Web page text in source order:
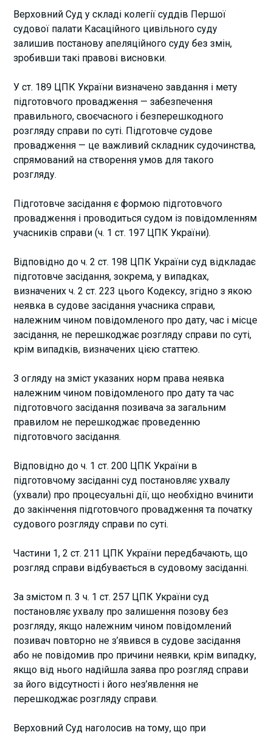
Верховний Суд у складі колегії суддів Першої
судової палати Касаційного цивільного суду
залишив постанову апеляційного суду без змін,
зробивши такі правові висновки.
У ст. 189 ЦПК України визначено завдання і мету
підготовчого провадження — забезпечення
правильного, своєчасного і безперешкодного
розгляду справи по суті. Підготовче судове
провадження — це важливий складник судочинства,
спрямований на створення умов для такого
розгляду.
Підготовче засідання є формою підготовчого
провадження і проводиться судом із повідомленням
учасників справи (ч. 1 ст. 197 ЦПК України).
Відповідно до ч. 2 ст. 198 ЦПК України суд відкладає
підготовче засідання, зокрема, у випадках,
визначених ч. 2 ст. 223 цього Кодексу, згідно з якою
неявка в судове засідання учасника справи,
належним чином повідомленого про дату, час і місце
засідання, не перешкоджає розгляду справи по суті,
крім випадків, визначених цією статтею.
З огляду на зміст указаних норм права неявка
належним чином повідомленого про дату та час
підготовчого засідання позивача за загальним
правилом не перешкоджає проведенню
підготовчого засідання.
Відповідно до ч. 1 ст. 200 ЦПК України в
підготовчому засіданні суд постановляє ухвалу
(ухвали) про процесуальні дії, що необхідно вчинити
до закінчення підготовчого провадження та початку
судового розгляду справи по суті.
Частини 1, 2 ст. 211 ЦПК України передбачають, що
розгляд справи відбувається в судовому засіданні.
За змістом п. 3 ч. 1 ст. 257 ЦПК України суд
постановляє ухвалу про залишення позову без
розгляду, якщо належним чином повідомлений
позивач повторно не з’явився в судове засідання
або не повідомив про причини неявки, крім випадку,
якщо від нього надійшла заява про розгляд справи
за його відсутності і його нез’явлення не
перешкоджає розгляду справи.
Верховний Суд наголосив на тому, що при